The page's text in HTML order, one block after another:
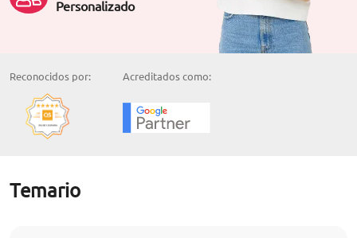
Personalizado
Reconocidos por: Acreditados como:
Temario